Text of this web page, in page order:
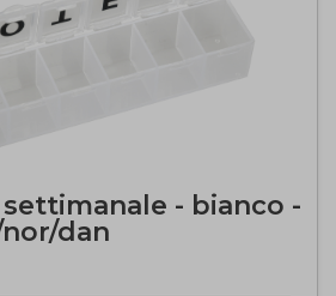
- bianco -
dan